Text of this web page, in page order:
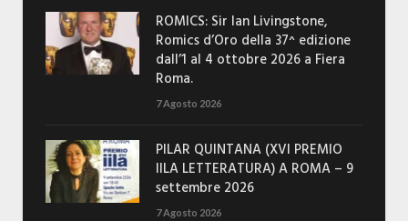
ROMICS: Sir Ian Livingstone,
Romics d’Oro della 37^ edizione
dall’1 al 4 ottobre 2026 a Fiera
Roma.
7 Agosto 2026
PILAR QUINTANA (XVI PREMIO
IILA LETTERATURA) A ROMA – 9
settembre 2026
7 Agosto 2026